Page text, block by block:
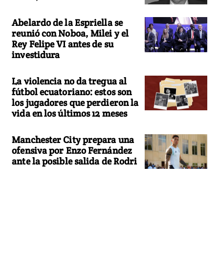
Abelardo de la Espriella se
reunió con Noboa, Milei y el
Rey Felipe VI antes de su
investidura
La violencia no da tregua al
fútbol ecuatoriano: estos son
los jugadores que perdieron la
vida en los últimos 12 meses
Manchester City prepara una
ofensiva por Enzo Fernández
ante la posible salida de Rodri